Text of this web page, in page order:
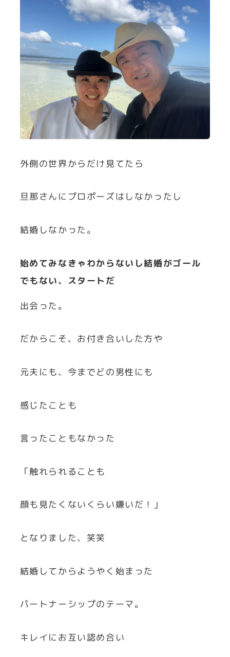
外側の世界からだけ見てたら
旦那さんにプロポーズはしなかったし
結婚しなかった。
始めてみなきゃわからないし結婚がゴール
でもない、スタートだ
出会った。
だからこそ、お付き合いした方や
元夫にも、今までどの男性にも
感じたことも
言ったこともなかった
「触れられることも
顔も見たくないくらい嫌いだ！」
となりました、笑笑
結婚してからようやく始まった
パートナーシップのテーマ。
キレイにお互い認め合い